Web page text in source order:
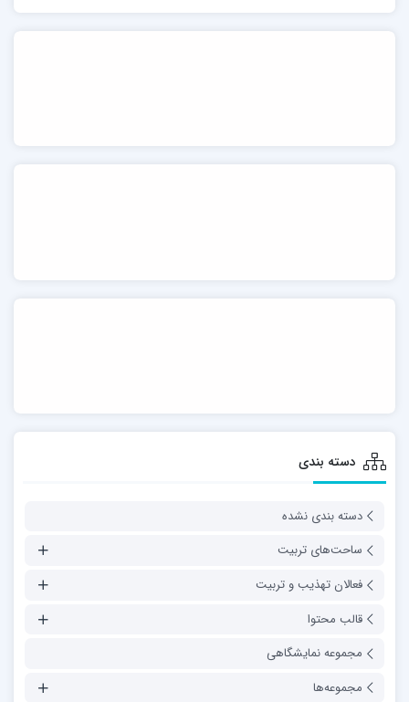
دسته بندی
دسته بندی نشده
ساحت‌های تربیت
فعالان تهذیب و تربیت
قالب محتوا
مجموعه نمایشگاهی
مجموعه‌ها